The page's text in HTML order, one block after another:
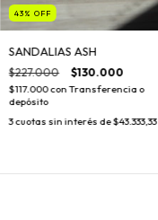
43% OFF
SANDALIAS ASH
$227.000 $130.000
$117.000con Transferencia o
depósito
3cuotas sin interés de$43.333,33